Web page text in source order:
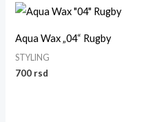
Aqua Wax „04“ Rugby
STYLING
700 rsd